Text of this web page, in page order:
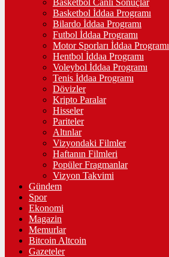
Basketbol Canlı Sonuçlar
Basketbol İddaa Programı
Bilardo İddaa Programı
Futbol İddaa Programı
Motor Sporları İddaa Programı
Hentbol İddaa Programı
Voleybol İddaa Programı
Tenis İddaa Programı
Dövizler
Kripto Paralar
Hisseler
Pariteler
Altınlar
Vizyondaki Filmler
Haftanın Filmleri
Popüler Fragmanlar
Vizyon Takvimi
Gündem
Spor
Ekonomi
Magazin
Memurlar
Bitcoin Altcoin
Gazeteler